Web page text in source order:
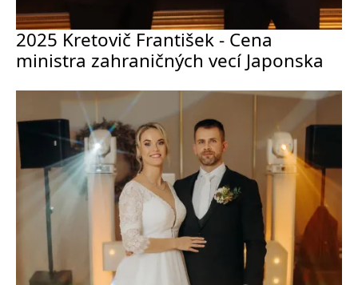
2025 Kretovič František - Cena
ministra zahraničných vecí Japonska